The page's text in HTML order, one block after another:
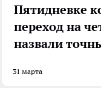
Пятидневке
переход на
назвали
31 марта